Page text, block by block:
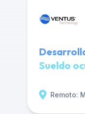
Sueldo
Remoto: